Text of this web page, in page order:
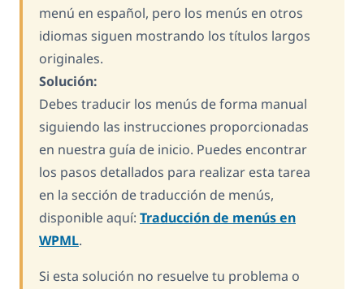
menú en español, pero los menús en otros
idiomas siguen mostrando los títulos largos
originales.
Solución:
Debes traducir los menús de forma manual
siguiendo las instrucciones proporcionadas
en nuestra guía de inicio. Puedes encontrar
los pasos detallados para realizar esta tarea
en la sección de traducción de menús,
disponible aquí: Traducción de menús en
WPML.
Si esta solución no resuelve tu problema o